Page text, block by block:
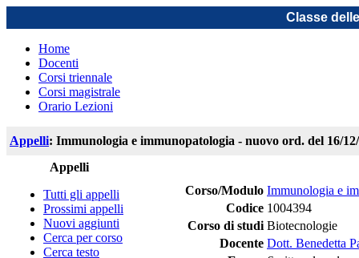
Classe
Home
Docenti
Corsi triennale
Corsi magistrale
Orario Lezioni
Appelli: Immunologia e immunopatologia - nuovo ord. del 16/
Appelli
Tutti gli appelli
Prossimi appelli
Nuovi aggiunti
Cerca per corso
Cerca testo
Corso/Modulo Immunologia e
Codice 1004394
Corso di studi Biotecnologie
Docente Dott. Benedetta